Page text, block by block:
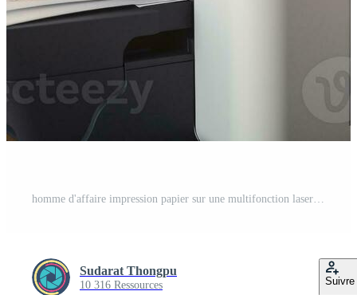
Sudarat Thongpu
10 316 Ressources Suivre